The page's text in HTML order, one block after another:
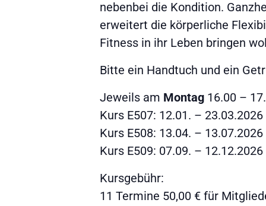
nebenbei die Kondition.
erweitert die körperliche
Fitness in ihr Leben bringen
Bitte ein Handtuch und ein
Jeweils am Montag 16.00 –
Kurs E507: 12.01. –
Kurs E508: 13.04. –
Kurs E509: 07.09. –
Kursgebühr:
11 Termine 50,00 € für